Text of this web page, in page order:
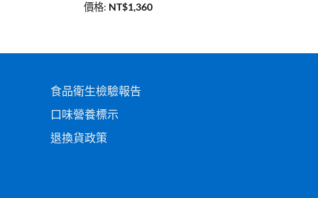
價格: NT$1,360
食品衛生檢驗報告
口味營養標示
退換貨政策